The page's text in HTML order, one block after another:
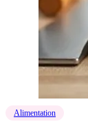
Alimentation